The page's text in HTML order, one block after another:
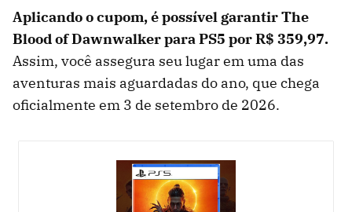
Aplicando o cupom, é possível garantir The
Blood of Dawnwalker para PS5 por R$ 359,97.
Assim, você assegura seu lugar em uma das
aventuras mais aguardadas do ano, que chega
oficialmente em 3 de setembro de 2026.